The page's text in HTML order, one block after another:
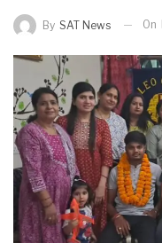
By SAT News On